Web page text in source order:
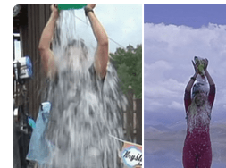
Showbyznys
Youtubeři
Virály
Sex a vztahy